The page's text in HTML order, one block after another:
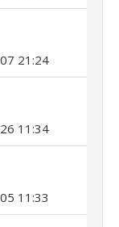
21:24
11:34
11:33